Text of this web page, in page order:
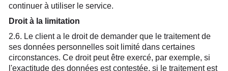
continuer à utiliser le service.
Droit à la limitation
2.6. Le client a le droit de demander que le traitement de
ses données personnelles soit limité dans certaines
circonstances. Ce droit peut être exercé, par exemple, si
l'exactitude des données est contestée, si le traitement est